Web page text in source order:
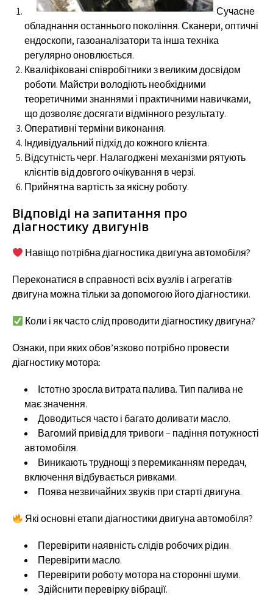
Сучасне
обладнання останнього покоління. Сканери, оптичні
ендоскопи, газоаналізатори та інша техніка
регулярно оновлюється.
Кваліфіковані співробітники з великим досвідом
роботи. Майстри володіють необхідними
теоретичними знаннями і практичними навичками,
що дозволяє досягати відмінного результату.
Оперативні терміни виконання.
Індивідуальний підхід до кожного клієнта.
Відсутність черг. Налагоджені механізми рятують
клієнтів від довгого очікування в черзі.
Прийнятна вартість за якісну роботу.
Відповіді на запитання про
діагностику двигунів
Навіщо потрібна діагностика двигуна автомобіля?
Переконатися в справності всіх вузлів і агрегатів
двигуна можна тільки за допомогою його діагностики.
Коли і як часто слід проводити діагностику двигуна?
Ознаки, при яких обов’язково потрібно провести
діагностику мотора:
Істотно зросла витрата палива. Тип палива не
має значення.
Доводиться часто і багато доливати масло.
Вагомий привід для тривоги – падіння потужності
автомобіля.
Виникають труднощі з перемиканням передач,
включення відбувається ривками.
Поява незвичайних звуків при старті двигуна.
Які основні етапи діагностики двигуна автомобіля?
Перевірити наявність слідів робочих рідин.
Перевірити масло.
Перевірити роботу мотора на сторонні шуми.
Здійснити перевірку вібрації.